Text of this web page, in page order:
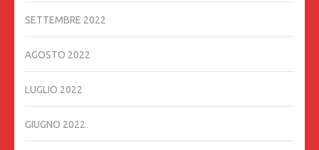
SETTEMBRE 2022
AGOSTO 2022
LUGLIO 2022
GIUGNO 2022